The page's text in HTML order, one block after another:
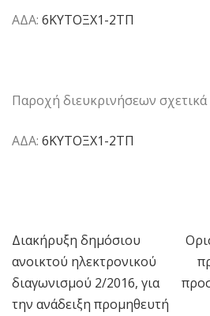
ΑΔΑ: 6ΚΥΤΟΞΧ1-2ΤΠ
Παροχή διευκρινήσεων
ΑΔΑ: 6ΚΥΤΟΞΧ1-2ΤΠ
Πλοήγηση
άρθρων
Διακήρυξη δημόσιου
ανοικτού ηλεκτρονικού
διαγωνισμού 2/2016, για
την ανάδειξη προμηθευτή